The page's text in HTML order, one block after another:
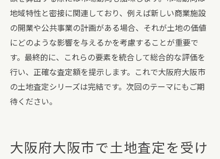
地域特性と密接に関連しており、例えば新しい商業施設
の開業や公共事業の計画がある場合、それが土地の価値
にどのような影響を与えるかを考慮することが重要で
す。最終的に、これらの要素を統合して総合的な評価を
行い、正確な査定額を提示します。これで大阪府大阪市
の土地査定シリーズは完結です。次回のテーマにもご期
待ください。
大阪府大阪市で土地査定を受け